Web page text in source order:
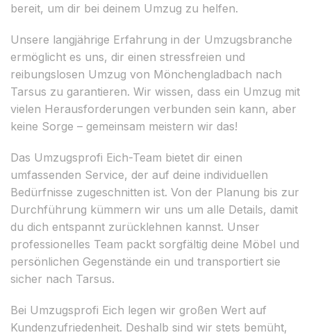
bereit, um dir bei deinem Umzug zu helfen.
Unsere langjährige Erfahrung in der Umzugsbranche
ermöglicht es uns, dir einen stressfreien und
reibungslosen Umzug von Mönchengladbach nach
Tarsus zu garantieren. Wir wissen, dass ein Umzug mit
vielen Herausforderungen verbunden sein kann, aber
keine Sorge – gemeinsam meistern wir das!
Das Umzugsprofi Eich-Team bietet dir einen
umfassenden Service, der auf deine individuellen
Bedürfnisse zugeschnitten ist. Von der Planung bis zur
Durchführung kümmern wir uns um alle Details, damit
du dich entspannt zurücklehnen kannst. Unser
professionelles Team packt sorgfältig deine Möbel und
persönlichen Gegenstände ein und transportiert sie
sicher nach Tarsus.
Bei Umzugsprofi Eich legen wir großen Wert auf
Kundenzufriedenheit. Deshalb sind wir stets bemüht,